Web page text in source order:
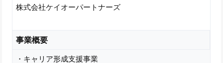
株式会社ケイオーパートナーズ
事業概要
・キャリア形成支援事業